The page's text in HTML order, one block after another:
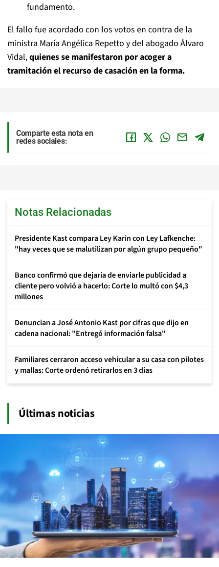
fundamento.
El fallo fue acordado con los votos en contra de la
ministra María Angélica Repetto y del abogado Álvaro
Vidal,quienes se manifestaron por acoger a
tramitación el recurso de casación en la forma.
Comparte esta nota en
redes sociales:
Notas Relacionadas
Presidente Kast compara Ley Karin con Ley Lafkenche:
"hay veces que se malutilizan por algún grupo pequeño"
Banco confirmó que dejaría de enviarle publicidad a
cliente pero volvió a hacerlo: Corte lo multó con $4,3
millones
Denuncian a José Antonio Kast por cifras que dijo en
cadena nacional: "Entregó información falsa"
Familiares cerraron acceso vehicular a su casa con pilotes
y mallas: Corte ordenó retirarlos en 3 días
Últimas noticias